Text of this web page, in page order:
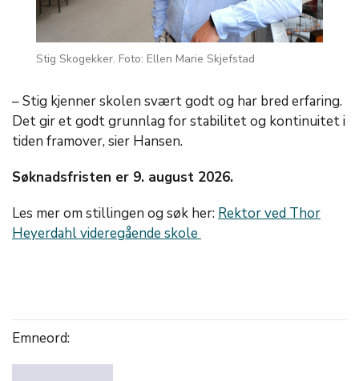
Stig Skogekker. Foto: Ellen Marie Skjefstad
– Stig kjenner skolen svært godt og har bred erfaring.
Det gir et godt grunnlag for stabilitet og kontinuitet i
tiden framover, sier Hansen.
Søknadsfristen er 9. august 2026.
Les mer om stillingen og søk her: Rektor ved Thor
Heyerdahl videregående skole
Emneord: